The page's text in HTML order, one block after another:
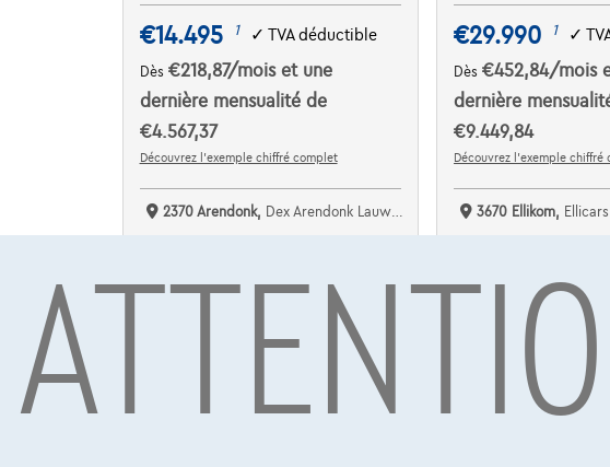
€14.495 1 ✓ TVA déductible
Dès €218,87/mois et une
dernière mensualité de
€4.567,37
Découvrez l’exemple chiffré complet
2370 Arendonk, Dex Arendonk Lauwers Cars bv
Voir le véhicule
€29.990 1 ✓
Dès€452,84/mois
dernière
€9.449,84
Découvrez l’exemple chiffré
3670 Ellikom, Ellicars
Voir le